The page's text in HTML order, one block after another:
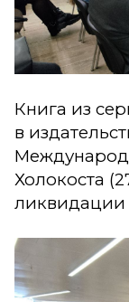
Книга из
в
Холокоста
ликвидации